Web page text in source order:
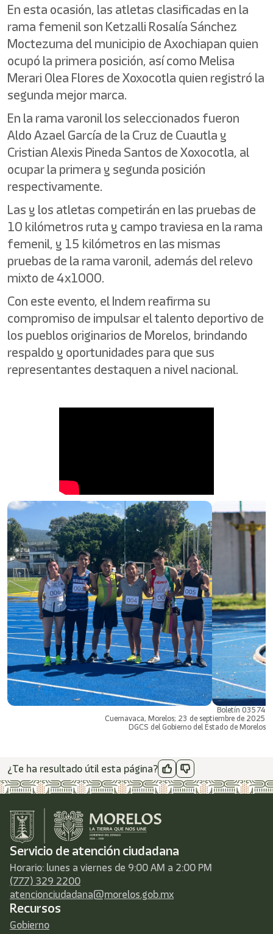
En esta ocasión, las atletas clasificadas en la
rama femenil son Ketzalli Rosalía Sánchez
Moctezuma del municipio de Axochiapan quien
ocupó la primera posición, así como Melisa
Merari Olea Flores de Xoxocotla quien registró la
segunda mejor marca.
En la rama varonil los seleccionados fueron
Aldo Azael García de la Cruz de Cuautla y
Cristian Alexis Pineda Santos de Xoxocotla, al
ocupar la primera y segunda posición
respectivamente.
Las y los atletas competirán en las pruebas de
10 kilómetros ruta y campo traviesa en la rama
femenil, y 15 kilómetros en las mismas
pruebas de la rama varonil, además del relevo
mixto de 4x1000.
Con este evento, el Indem reafirma su
compromiso de impulsar el talento deportivo de
los pueblos originarios de Morelos, brindando
respaldo y oportunidades para que sus
representantes destaquen a nivel nacional.
Boletín 03574
Cuernavaca, Morelos; 23 de septiembre de 2025
DGCS del Gobierno del Estado de Morelos
¿Te ha resultado útil esta página?
Servicio de atención ciudadana
Horario: lunes a viernes de 9:00 AM a 2:00 PM
(777) 329 2200
atencionciudadana@morelos.gob.mx
Recursos
Gobierno